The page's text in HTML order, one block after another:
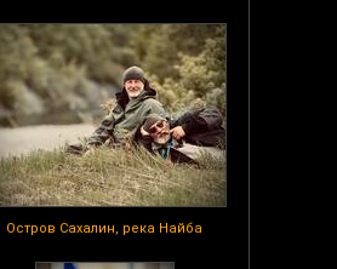
Остров Сахалин, река Найба